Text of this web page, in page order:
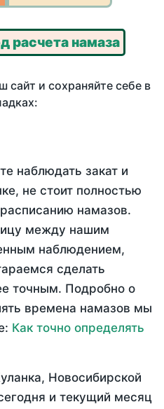
расчета намаза
сайт и сохраняйте себе в
наблюдать закат и
не стоит полностью
намазов.
между нашим
наблюдением,
сделать
точным. Подробно о
времена намазов мы
Как точно определять
Новосибирской
и текущий месяц